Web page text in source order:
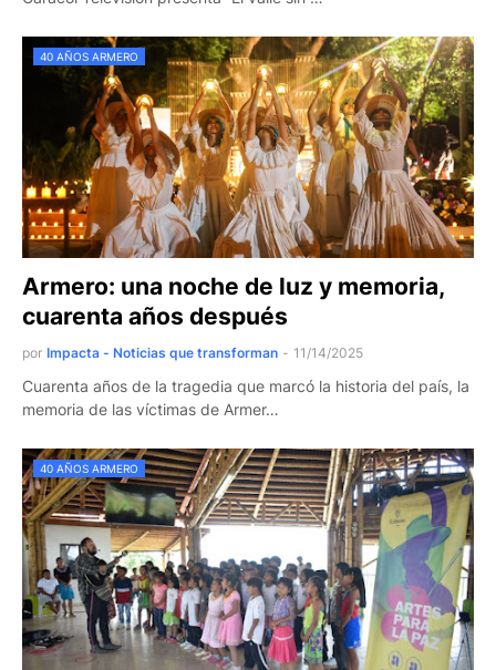
40 AÑOS ARMERO
Armero: una noche de luz y memoria,
cuarenta años después
por Impacta - Noticias que transforman - 11/14/2025
Cuarenta años de la tragedia que marcó la historia del país, la
memoria de las víctimas de Armer…
40 AÑOS ARMERO